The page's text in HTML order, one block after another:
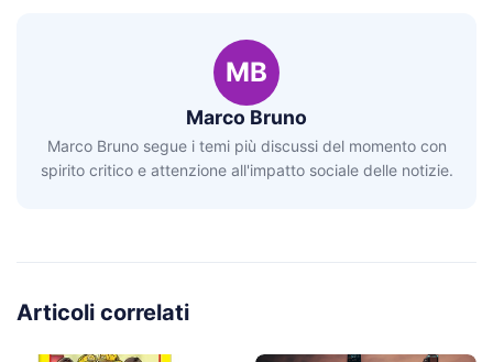
MB
Marco Bruno
Marco Bruno segue i temi più discussi del momento con
spirito critico e attenzione all'impatto sociale delle notizie.
Articoli correlati